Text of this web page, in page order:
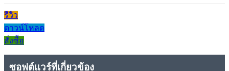
รีวิว
ดาวน์โหลด
สั่งซื้อ
ซอฟต์แวร์ที่เกี่ยวข้อง